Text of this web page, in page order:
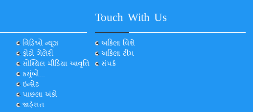
વિડિઓ ન્યૂઝ
ફોટો ગેલેરી
સોશ્યિલ મીડિયા આવૃત્તિ
કસુંબો...
ઇન્સેટ
પાછલા અંકો
જાહેરાત
Touch With Us
અકિલા વિશે
અકિલા ટીમ
સંપર્ક